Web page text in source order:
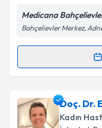
Kişisel
Metni'ni
kapsamda
Medicana
Bahçelievler Merkez,
Randevu
Op. Dr. Müge
oluşturun. Size
Doç. Dr.
Kadın